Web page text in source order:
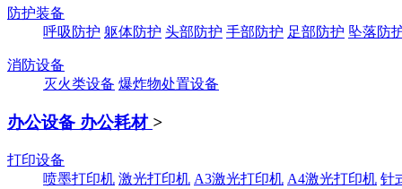
防护装备
呼吸防护 躯体防护 头部防护 手部防护 足部防护 坠落防
消防设备
灭火类设备 爆炸物处置设备
办公设备 办公耗材 >
打印设备
喷墨打印机 激光打印机 A3激光打印机 A4激光打印机 针